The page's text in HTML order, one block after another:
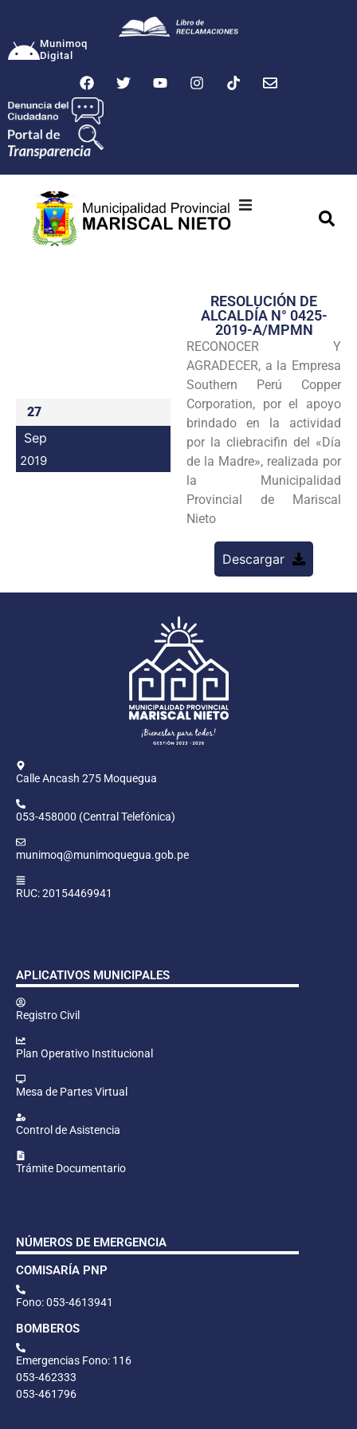
Munimoq
Digital
Transparencia
Seguridad
Programas
Intranet
27
Sep
2019
RESOLUCIÓN DE
ALCALDÍA N° 0425-
2019-A/MPMN
RECONOCER Y
AGRADECER, a la Empresa
Southern Perú Copper
Corporation, por el apoyo
brindado en la actividad
por la cliebracifin del «Día
de la Madre», realizada por
la Municipalidad
Provincial de Mariscal
Nieto
Descargar
Calle Ancash 275 Moquegua
053-458000 (Central Telefónica)
munimoq@munimoquegua.gob.pe
RUC: 20154469941
APLICATIVOS MUNICIPALES
Registro Civil
Plan Operativo Institucional
Mesa de Partes Virtual
Control de Asistencia
Trámite Documentario
NÚMEROS DE EMERGENCIA
COMISARÍA PNP
Fono: 053-4613941
BOMBEROS
Emergencias Fono: 116
053-462333
053-461796